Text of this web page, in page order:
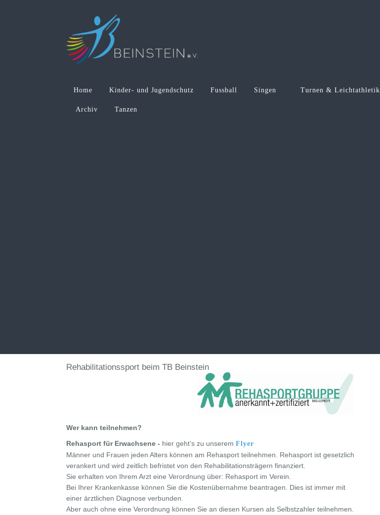
Home Kinder- und Jugendschutz Fussball Singen Turnen & Leichtathletik
Archiv Tanzen
Rehabilitationssport beim TB Beinstein
Wer kann teilnehmen?
Rehasport für Erwachsene - hier geht’s zu unseremFlyer
Männer und Frauen jeden Alters können am Rehasport teilnehmen. Rehasport ist gesetzlich
verankert und wird zeitlich befristet von den Rehabilitationsträgern finanziert.
Sie erhalten von Ihrem Arzt eine Verordnung über: Rehasport im Verein.
Bei Ihrer Krankenkasse können Sie die Kostenübernahme beantragen. Dies ist immer mit
einer ärztlichen Diagnose verbunden.
Aber auch ohne eine Verordnung können Sie an diesen Kursen als Selbstzahler teilnehmen.